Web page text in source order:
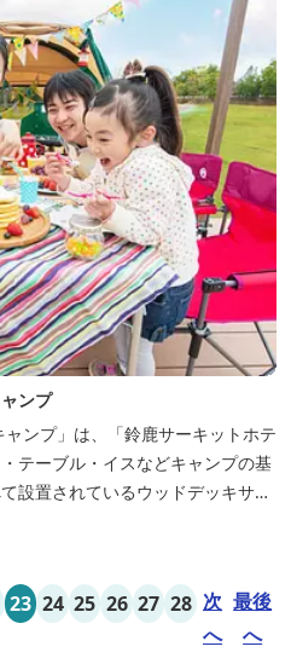
ンプ
ャンプ」は、「鈴鹿サーキットホテ
テーブル・イスなどキャンプの基
設置されているウッドデッキサイ
心して楽しめる設備が整ったキャ
ャンプをお楽しみいただけるよう
23 24 25 26 27 28 次
へ
最後
へ